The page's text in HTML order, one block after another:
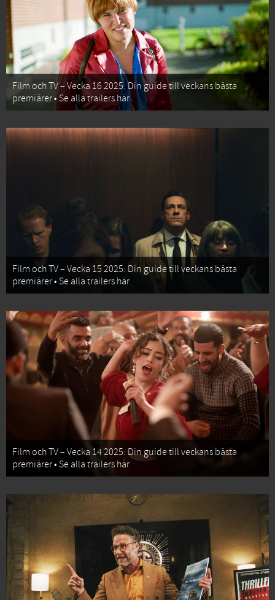
Film och TV – Vecka 16 2025: Din guide till veckans bästa
premiärer • Se alla trailers här
Film och TV – Vecka 15 2025: Din guide till veckans bästa
premiärer • Se alla trailers här
Film och TV – Vecka 14 2025: Din guide till veckans bästa
premiärer • Se alla trailers här